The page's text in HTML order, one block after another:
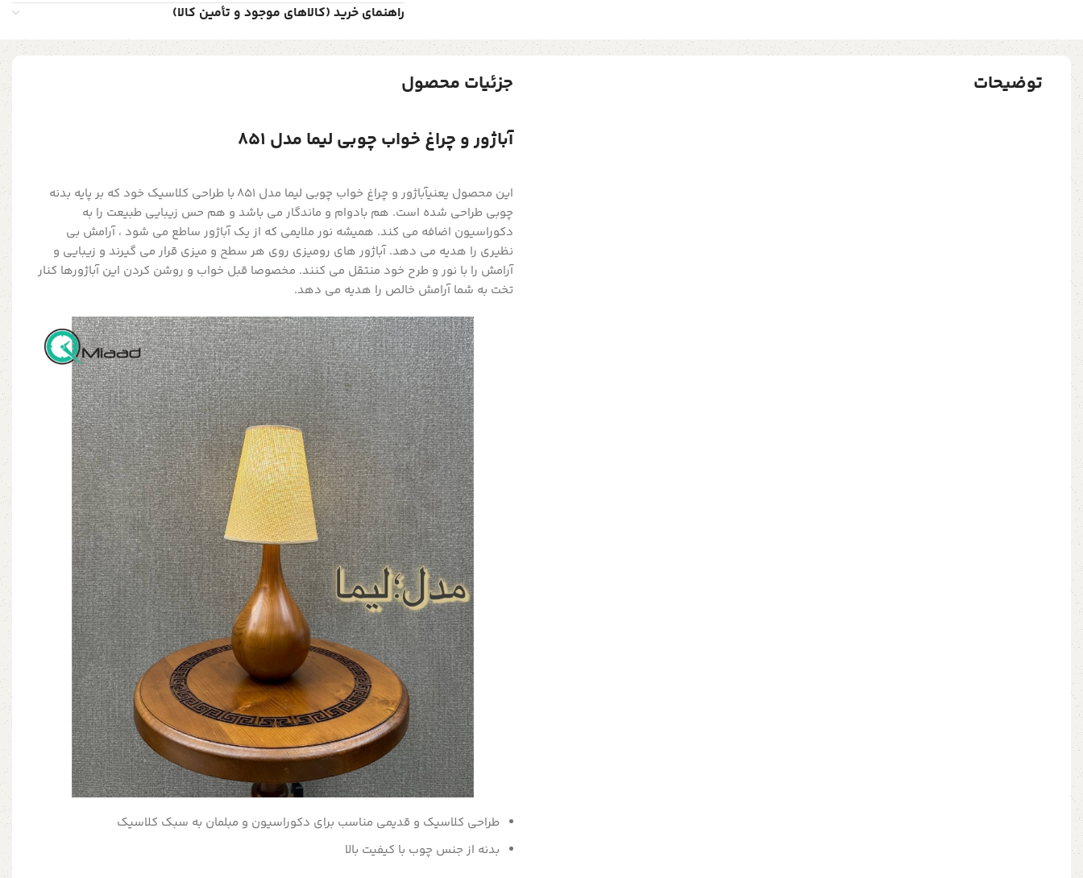
راهنمای خرید (کالاهای موجود و تأمین کالا)
توضیحات جزئیات محصول
آباژور و چراغ خواب چوبی لیما مدل 851
این محصول یعنیآباژور و چراغ خواب چوبی لیما مدل 851 با طراحی کلاسیک خود که بر پایه بدنه
چوبی طراحی شده است. هم بادوام و ماندگار می باشد و هم حس زیبایی طبیعت را به
دکوراسیون اضافه می کند. همیشه نور ملایمی که از یک آباژور ساطع می شود ، آرامش بی
نظیری را هدیه می دهد. آباژور های رومیزی روی هر سطح و میزی قرار می گیرند و زیبایی و
آرامش را با نور و طرح خود منتقل می کنند. مخصوصا قبل خواب و روشن کردن این آباژورها کنار
تخت به شما آرامش خالص را هدیه می دهد.
طراحی کلاسیک و قدیمی مناسب برای دکوراسیون و مبلمان به سبک کلاسیک
بدنه از جنس چوب با کیفیت بالا